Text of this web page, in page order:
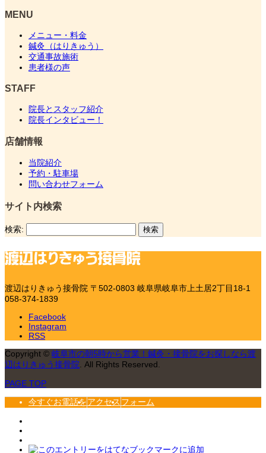
MENU
メニュー・料金
鍼灸（はりきゅう）
交通事故施術
患者様の声
STAFF
院長とスタッフ紹介
院長インタビュー！
店舗情報
当院紹介
予約・駐車場
問い合わせフォーム
サイト内検索
検索:
渡辺はりきゅう接骨院 〒502-0803 岐阜県岐阜市上土居2丁目18-1
058-374-1839
Facebook
Instagram
RSS
Copyright © 岐阜市の朝5時から営業！鍼灸・接骨院をお探しなら渡
辺はりきゅう接骨院 . All Rights Reserved.
PAGE TOP
今すぐお電話をアクセス フォーム